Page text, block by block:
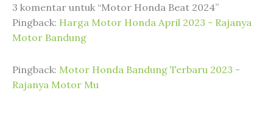
3 komentar untuk “Motor Honda Beat 2024”
Pingback: Harga Motor Honda April 2023 - Rajanya
Motor Bandung
Pingback: Motor Honda Bandung Terbaru 2023 -
Rajanya Motor Mu